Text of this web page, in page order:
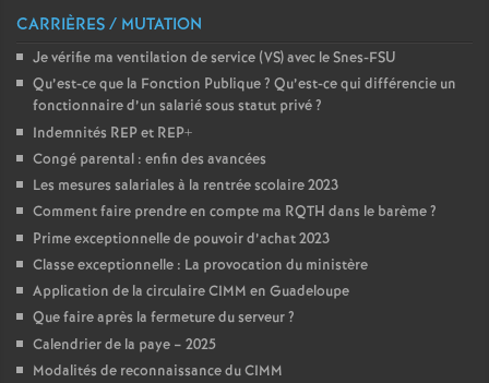
CARRIÈRES / MUTATION
Je vérifie ma ventilation de service (VS) avec le Snes-FSU
Qu’est-ce que la Fonction Publique? Qu’est-ce qui différencie un
fonctionnaire d’un salarié sous statut privé?
Indemnités REP et REP+
Congé parental : enfin des avancées
Les mesures salariales à la rentrée scolaire 2023
Comment faire prendre en compte ma RQTH dans le barème?
Prime exceptionnelle de pouvoir d’achat 2023
Classe exceptionnelle : La provocation du ministère
Application de la circulaire CIMM en Guadeloupe
Que faire après la fermeture du serveur?
Calendrier de la paye – 2025
Modalités de reconnaissance du CIMM